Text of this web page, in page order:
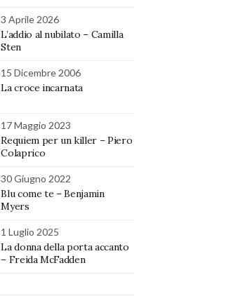
3 Aprile 2026
L’addio al nubilato – Camilla
Sten
15 Dicembre 2006
La croce incarnata
17 Maggio 2023
Requiem per un killer – Piero
Colaprico
30 Giugno 2022
Blu come te – Benjamin
Myers
1 Luglio 2025
La donna della porta accanto
– Freida McFadden